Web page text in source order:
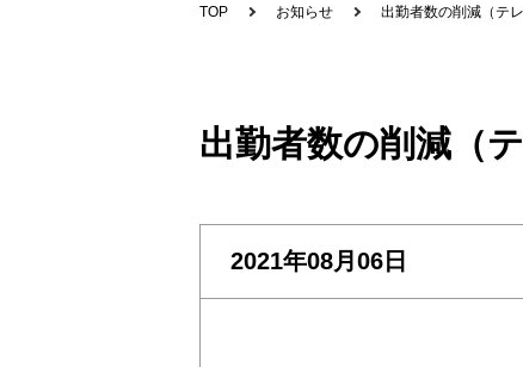
TOP お知らせ 出勤者数の削減（テ
出勤者数の削減（
2021年08月06日